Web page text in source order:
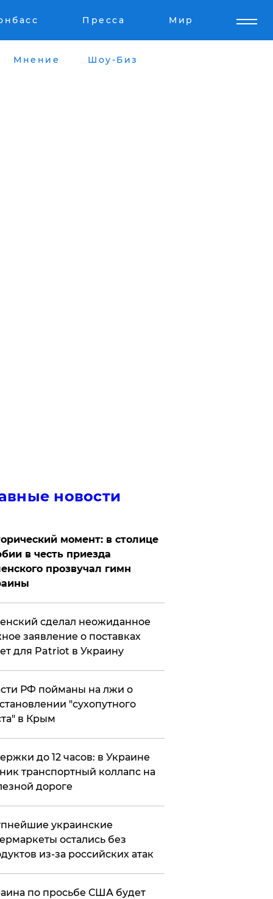
Пресса Мир
Мнение Шоу-Биз
новости
момент: в столице
в честь приезда
прозвучал гимн
сделал неожиданное
заявление о поставках
для Patriot в Украину
РФ пойманы на лжи о
"сухопутного
в Крым
до 12 часов: в Украине
транспортный коллапс на
дороге
украинские
остались без
из-за российских атак
по просьбе США будет